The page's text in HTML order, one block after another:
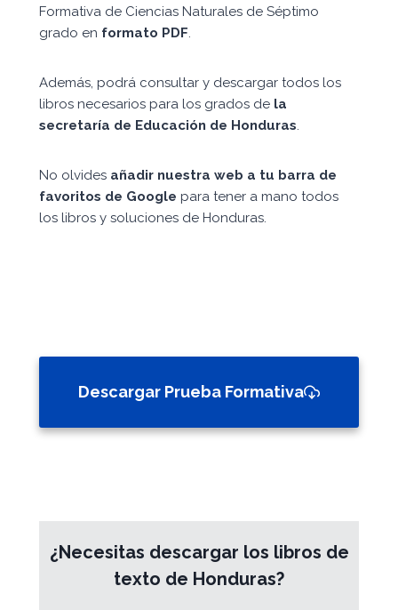
Formativa de Ciencias Naturales de Séptimo
grado en formato PDF.
Además, podrá consultar y descargar todos los
libros necesarios para los grados de la
secretaría de Educación de Honduras.
No olvides añadir nuestra web a tu barra de
favoritos de Google para tener a mano todos
los libros y soluciones de Honduras.
Descargar Prueba Formativa
¿Necesitas descargar los libros de
texto de Honduras?